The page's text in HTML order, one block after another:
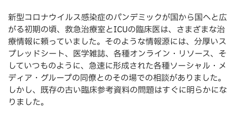
新型コロナウイルス感染症のパンデミックが国から国へと広
がる初期の頃、救急治療室とICUの臨床医は、さまざまな治
療情報に頼っていました。そのような情報源には、分厚いス
プレッドシート、医学雑誌、各種オンライン・リソース、そ
していつものように、急速に形成された各種ソーシャル・メ
ディア・グループの同僚とのその場での相談がありました。
しかし、既存の古い臨床参考資料の問題はすぐに明らかにな
りました。